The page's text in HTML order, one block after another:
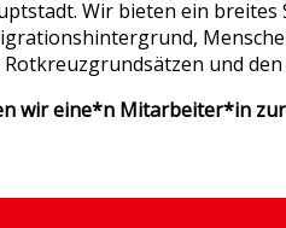
Wir bieten ein breites
und den
wir eine*n Mitarbeiter*in